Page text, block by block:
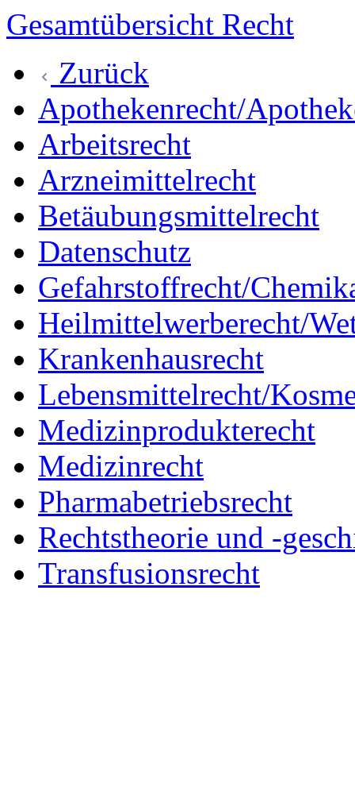
Gesamtübersicht Recht
Zurück
Apothekenrecht/
Arbeitsrecht
Arzneimittelrecht
Betäubungsmittelrecht
Datenschutz
Gefahrstoffrecht/
Heilmittelwerberecht/
Krankenhausrecht
Lebensmittelrecht/
Medizinprodukterecht
Medizinrecht
Pharmabetriebsrecht
Rechtstheorie und -
Transfusionsrecht